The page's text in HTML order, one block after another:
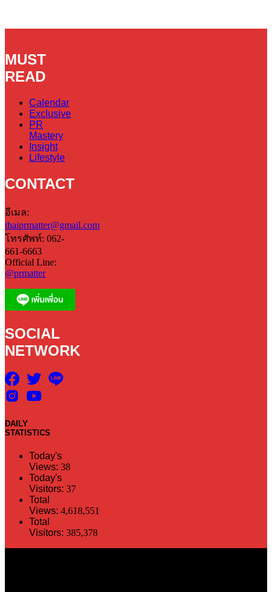
MUST
READ
Calendar
Exclusive
PR
Mastery
Insight
Lifestyle
CONTACT
อีเมล:
thaiprmatter@gmail.com
โทรศัพท์: 062-
661-6663
Official Line:
@prmatter
SOCIAL
NETWORK
DAILY
STATISTICS
Today's
Views: 38
Today's
Visitors: 37
Total
Views: 4,618,551
Total
Visitors: 385,378